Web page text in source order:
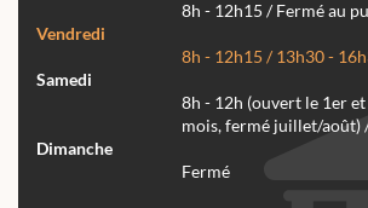
8h - 12h15 / Fermé au
Vendredi
8h - 12h15 / 13h30 -
Samedi
8h - 12h (ouvert le 1er
mois, fermé juillet/août)
Dimanche
Fermé